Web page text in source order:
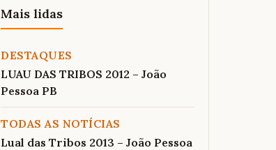
Mais lidas
DESTAQUES
LUAU DAS TRIBOS 2012 – João
Pessoa PB
TODAS AS NOTÍCIAS
Lual das Tribos 2013 – João Pessoa